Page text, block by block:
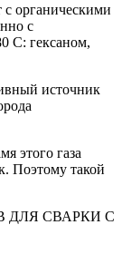
органическими
с
С: гексаном,
источник
этого газа
Поэтому такой
ДЛЯ СВАРКИ С